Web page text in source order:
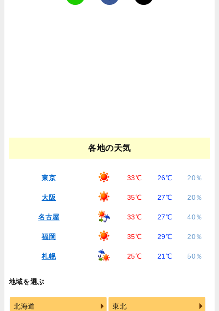
各地の天気
東京 33℃ 26℃ 20％
大阪 35℃ 27℃ 20％
名古屋 33℃ 27℃ 40％
福岡 35℃ 29℃ 20％
札幌 25℃ 21℃ 50％
地域を選ぶ
北海道 東北